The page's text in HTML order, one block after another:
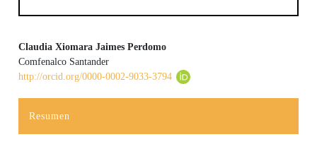
Contenido principal del artículo
Claudia Xiomara Jaimes Perdomo
Comfenalco Santander
http://orcid.org/0000-0002-9033-3794
Resumen